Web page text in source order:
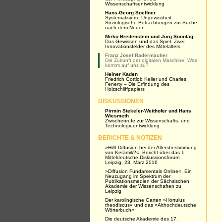
Wissenschaftsentwicklung
Hans-Georg Soeffner
Systematisierte Ungewissheit.
Soziologische Betrachtungen zur Suche
nach dem Neuen
Mirko Breitenstein und Jörg Sonntag
Das Gewissen und das Spiel. Zwei
Innovationsfelder des Mittelalters
Franz Josef Radermacher
Die Zukunft der digitalen Maschine. Was
kommt auf uns zu?
Heiner Kaden
Friedrich Gottlob Keller und Charles
Fenerty – Die Erfindung des
Holzschliffpapiers
DISKUSSIONEN
Pirmin Stekeler-Weithofer und Hans
Wiesmeth
Zwischenrufe zur Wissenschafts- und
Technologieentwicklung
BERICHTE & NOTIZEN
»Hilft Diffusion bei der Altersbestimmung
von Keramik?«. Bericht über das 1.
Mitteldeutsche Diskussionsforum,
Leipzig, 23. März 2016
»Diffusion Fundamentals Online«. Ein
Neuzugang im Spektrum der
Publikationsmedien der Sächsischen
Akademie der Wissenschaften zu
Leipzig
Der karolingische Garten »Hortulus
theodiscus« und das »Althochdeutsche
Wörterbuch«
Die deutsche Akademie des 17.